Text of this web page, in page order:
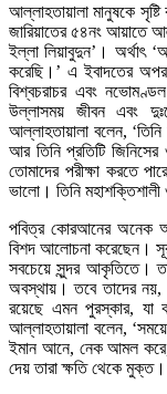
আল্লাহতায়ালা মানুষকে
জারিয়াতের ৫৪নং আয়াতে
ইল্লা লিয়াবুদুন’। অর্থাৎ
করেছি।’ এ ইবাদতের
বিশ্বচরাচর এবং
উল্লাসময় জীবন এবং
আল্লাহতায়ালা বলেন,
আর তিনি প্রতিটি
তোমাদের পরীক্ষা করতে
ভালো। তিনি মহাশক্তিশালী
পবিত্র কোরআনের অনেক
বিশদ আলোচনা করেছেন।
সবচেয়ে সুন্দর আকৃতিতে।
অবস্থায়। তবে তাদের
রয়েছে এমন পুরস্কার,
আল্লাহতায়ালা বলেন,
ইমান আনে, নেক আমল করে,
দেয় তারা ক্ষতি থেকে